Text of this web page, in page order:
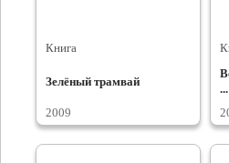
Книга
Зелёный трамвай
2009
...